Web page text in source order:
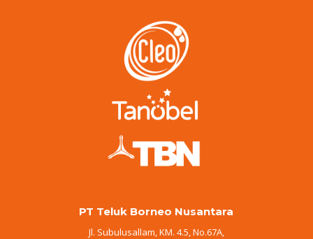
PT Teluk Borneo Nusantara
Jl. Subulusallam, KM. 4.5, No.67A,